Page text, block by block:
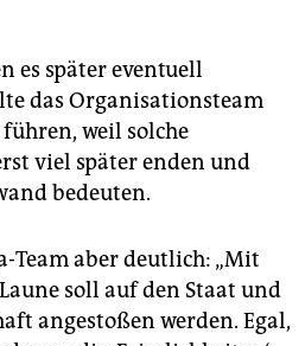
es später eventuell
das Organisationsteam
weil solche
viel später enden und
bedeuten.
Team aber deutlich: „Mit
soll auf den Staat und
angestoßen werden. Egal,